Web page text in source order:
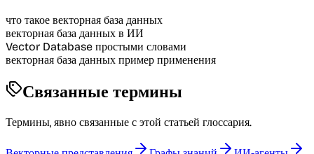
что такое векторная база данных
векторная база данных в ИИ
Vector Database простыми словами
векторная база данных пример применения
Связанные термины
Термины, явно связанные с этой статьей глоссария.